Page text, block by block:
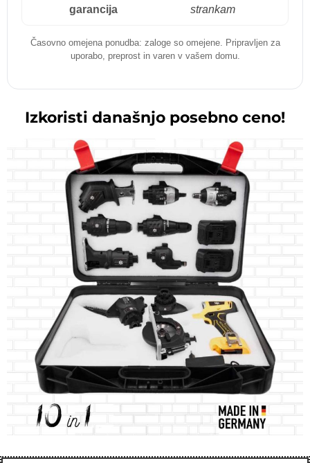
garancija
strankam
Časovno omejena ponudba: zaloge so omejene. Pripravljen za
uporabo, preprost in varen v vašem domu.
Izkoristi današnjo posebno ceno!